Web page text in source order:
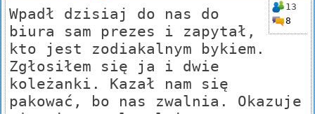
13
8
Wpadł dzisiaj do nas do
biura sam prezes i zapytał,
kto jest zodiakalnym bykiem.
Zgłosiłem się ja i dwie
koleżanki. Kazał nam się
pakować, bo nas zwalnia. Okazuje